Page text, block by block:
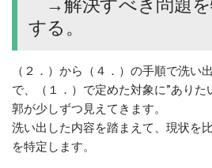
→解決すべき問題を
する。
（２．）から（４．）の手順で洗い
で、
（１．）で定めた対象に”ありた
郭が少しずつ見えてきます。
洗い出した内容を踏まえて、現状を
を特定します。